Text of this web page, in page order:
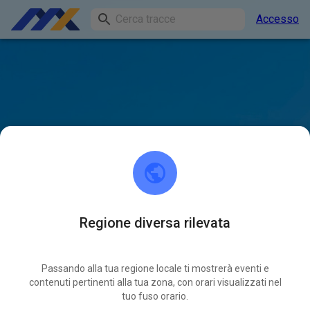
Accesso
Regione diversa rilevata
Passando alla tua regione locale ti mostrerà eventi e
contenuti pertinenti alla tua zona, con orari visualizzati nel
tuo fuso orario.